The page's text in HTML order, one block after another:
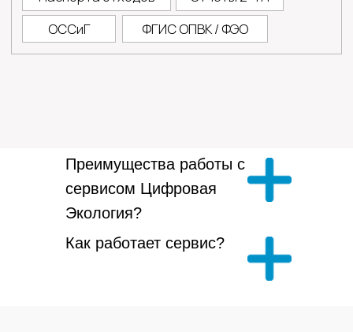
Преимущества работы с
сервисом Цифровая
Экология?
Как работает сервис?
Разработка сайта - UNIPROMO